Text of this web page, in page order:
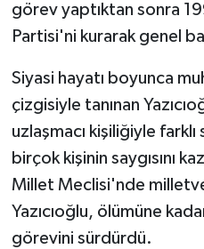
görev yaptıktan sonra
Partisi'ni kurarak genel
Siyasi hayatı boyunca
çizgisiyle tanınan
uzlaşmacı kişiliğiyle
birçok kişinin saygısını
Millet Meclisi'nde
Yazıcıoğlu, ölümüne
görevini sürdürdü.